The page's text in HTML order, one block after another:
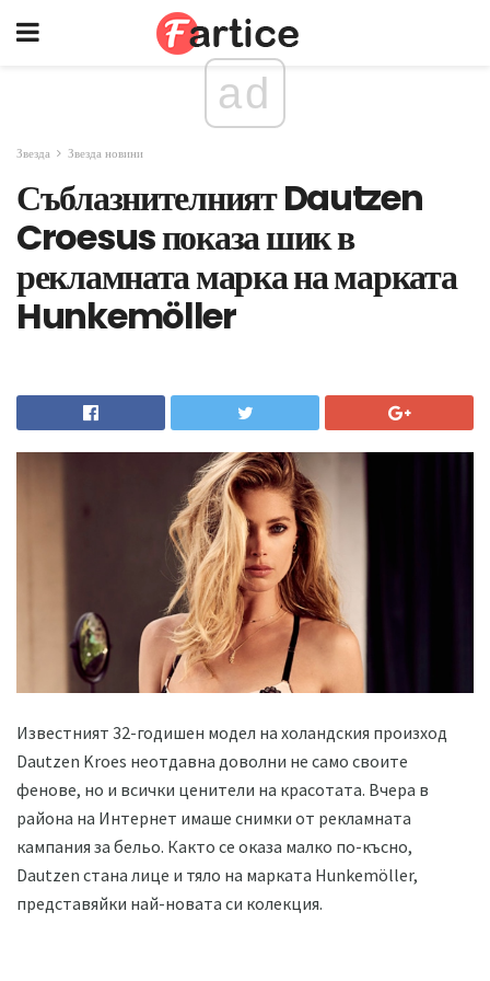
ad
Звезда Звезда новини
Съблазнителният Dautzen
Croesus показа шик в
рекламната марка на марката
Hunkemöller
Известният 32-годишен модел на холандския произход
Dautzen Kroes неотдавна доволни не само своите
фенове, но и всички ценители на красотата. Вчера в
района на Интернет имаше снимки от рекламната
кампания за бельо. Както се оказа малко по-късно,
Dautzen стана лице и тяло на марката Hunkemöller,
представяйки най-новата си колекция.